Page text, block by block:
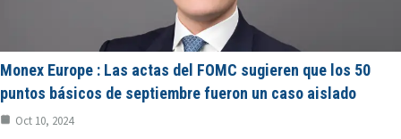
Monex Europe : Las actas del FOMC sugieren que los 50
puntos básicos de septiembre fueron un caso aislado
Oct 10, 2024